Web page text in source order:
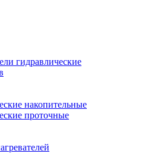
гидравлические
накопительные
проточные